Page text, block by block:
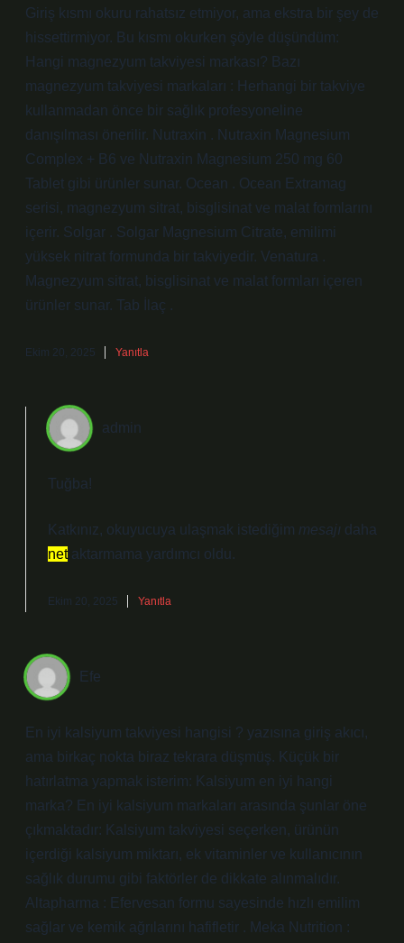
Giriş kısmı okuru rahatsız etmiyor, ama ekstra bir şey de
hissettirmiyor. Bu kısmı okurken şöyle düşündüm:
Hangi magnezyum takviyesi markası? Bazı
magnezyum takviyesi markaları : Herhangi bir takviye
kullanmadan önce bir sağlık profesyoneline
danışılması önerilir. Nutraxin . Nutraxin Magnesium
Complex + B6 ve Nutraxin Magnesium 250 mg 60
Tablet gibi ürünler sunar. Ocean . Ocean Extramag
serisi, magnezyum sitrat, bisglisinat ve malat formlarını
içerir. Solgar . Solgar Magnesium Citrate, emilimi
yüksek nitrat formunda bir takviyedir. Venatura .
Magnezyum sitrat, bisglisinat ve malat formları içeren
ürünler sunar. Tab İlaç .
Ekim 20, 2025 Yanıtla
admin
Tuğba!
Katkınız, okuyucuya ulaşmak istediğim mesajı daha
net aktarmama yardımcı oldu.
Ekim 20, 2025 Yanıtla
Efe
En iyi kalsiyum takviyesi hangisi ? yazısına giriş akıcı,
ama birkaç nokta biraz tekrara düşmüş. Küçük bir
hatırlatma yapmak isterim: Kalsiyum en iyi hangi
marka? En iyi kalsiyum markaları arasında şunlar öne
çıkmaktadır: Kalsiyum takviyesi seçerken, ürünün
içerdiği kalsiyum miktarı, ek vitaminler ve kullanıcının
sağlık durumu gibi faktörler de dikkate alınmalıdır.
Altapharma : Efervesan formu sayesinde hızlı emilim
sağlar ve kemik ağrılarını hafifletir . Meka Nutrition :